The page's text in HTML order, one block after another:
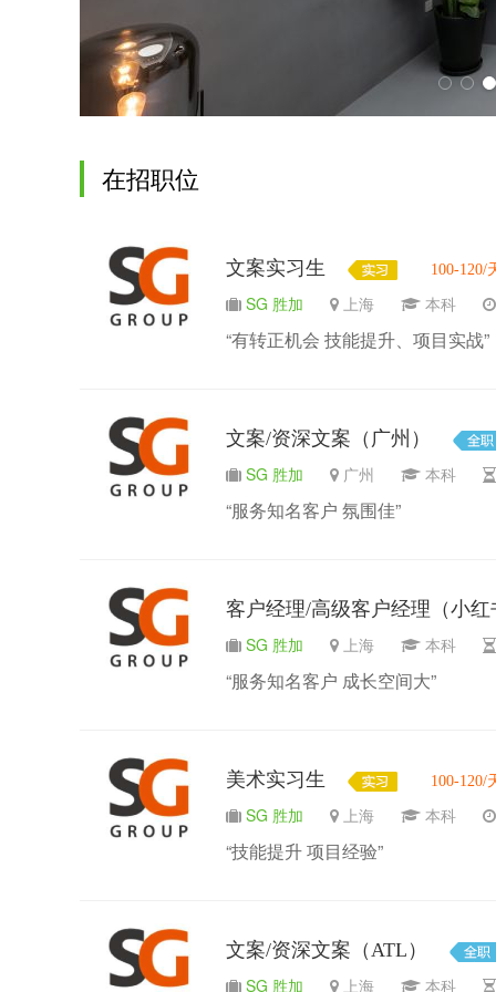
在招职位
文案实习生 100-120/
SG 胜加 上海 本科
“有转正机会 技能提升、项目实战”
文案/资深文案（广州）
SG 胜加
广州 本科
“服务知名客户 氛围佳”
客户经理/高级客户经理（小红
SG 胜加
上海 本科
“服务知名客户 成长空间大”
美术实习生 100-120/
SG 胜加 上海 本科
“技能提升 项目经验”
文案/资深文案（ATL）
SG 胜加
上海 本科